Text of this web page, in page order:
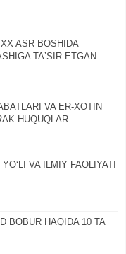
ASR BOSHIDA
TAʼSIR ETGAN
VA ER-XOTIN
HUQUQLAR
VA ILMIY FAOLIYATI
BOBUR HAQIDA 10 TA